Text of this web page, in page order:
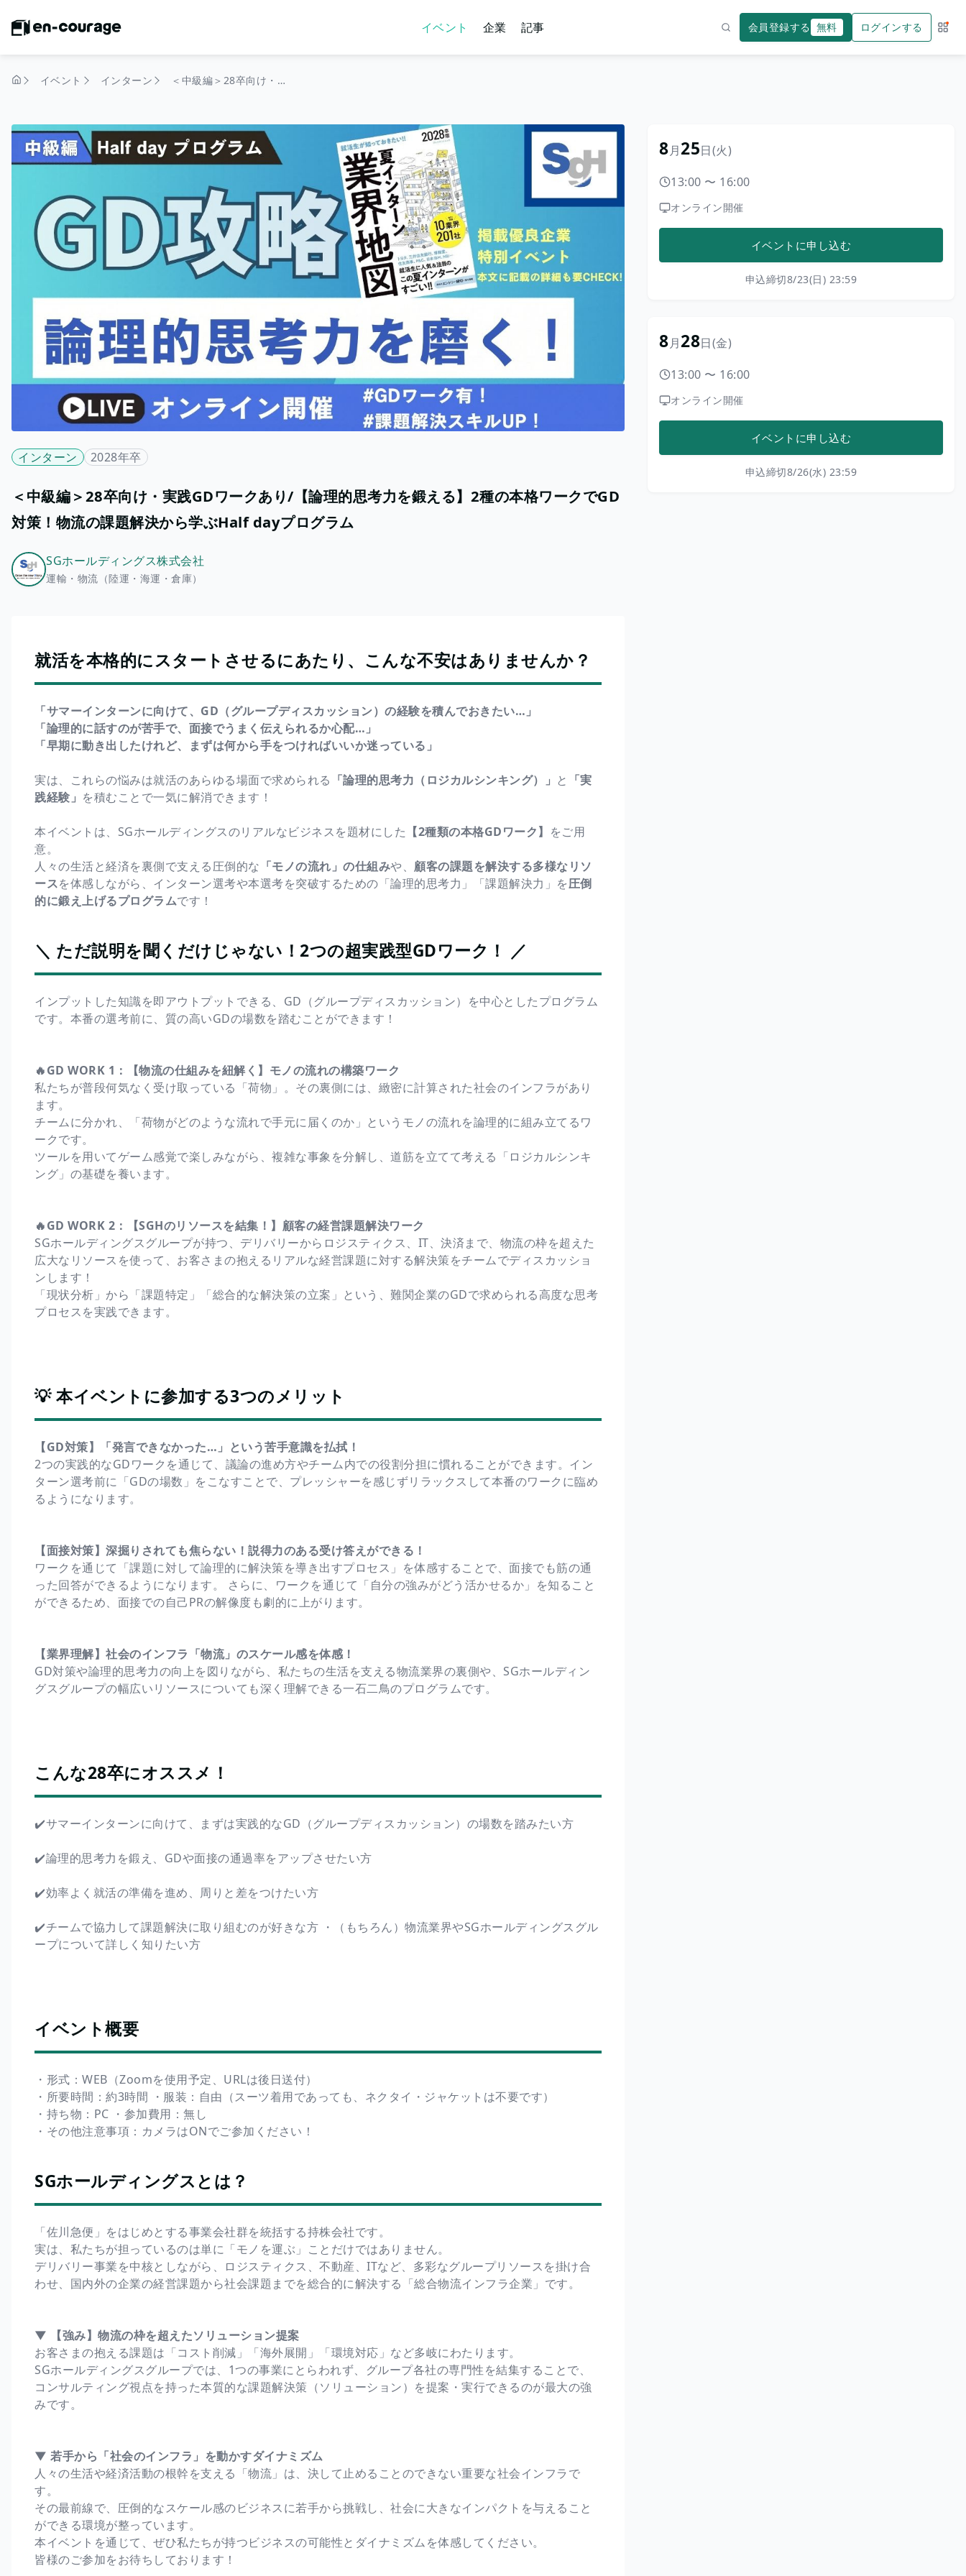
イベント 企業 記事 会員登録する 無料 ログインする サー
イベント インターン ＜中級編＞28卒向け・実践GDワークあり/【論理的思考力を鍛える】2種の本格ワークでGD対策！物流の課題解決から学ぶHalf dayプログラム
インターン 2028年卒
＜中級編＞28卒向け・実践GDワークあり/【論理的思考力を鍛える】2種の本格ワークでGD
対策！物流の課題解決から学ぶHalf dayプログラム
SGホールディングス株式会社
運輸・物流（陸運・海運・倉庫）
就活を本格的にスタートさせるにあたり、こんな不安はありませんか？
「サマーインターンに向けて、GD（グループディスカッション）の経験を積んでおきたい…」
「論理的に話すのが苦手で、面接でうまく伝えられるか心配…」
「早期に動き出したけれど、まずは何から手をつければいいか迷っている」
実は、これらの悩みは就活のあらゆる場面で求められる 「論理的思考力（ロジカルシンキング）」 と 「実
践経験」 を積むことで一気に解消できます！
本イベントは、SGホールディングスのリアルなビジネスを題材にした 【2種類の本格GDワーク】
をご用
意。
人々の生活と経済を裏側で支える圧倒的な 「モノの流れ」の仕組みや、 顧客の課題を解決する多様なリソ
ースを体感しながら、インターン選考や本選考を突破するための「論理的思考力」「課題解決力」を圧倒
的に鍛え上げるプログラムです！
＼ ただ説明を聞くだけじゃない！2つの超実践型GDワーク！ ／
インプットした知識を即アウトプットできる、GD（グループディスカッション）を中心としたプログラム
です。本番の選考前に、質の高いGDの場数を踏むことができます！
🔥GD WORK 1：【物流の仕組みを紐解く】モノの流れの構築ワーク
私たちが普段何気なく受け取っている「荷物」。その裏側には、緻密に計算された社会のインフラがあり
ます。
チームに分かれ、「荷物がどのような流れで手元に届くのか」というモノの流れを論理的に組み立てるワ
ークです。
ツールを用いてゲーム感覚で楽しみながら、複雑な事象を分解し、道筋を立てて考える「ロジカルシンキ
ング」の基礎を養います。
🔥GD WORK 2：【SGHのリソースを結集！】顧客の経営課題解決ワーク
SGホールディングスグループが持つ、デリバリーからロジスティクス、IT、決済まで、物流の枠を超えた
広大なリソースを使って、お客さまの抱えるリアルな経営課題に対する解決策をチームでディスカッショ
ンします！
「現状分析」から「課題特定」「総合的な解決策の立案」という、難関企業のGDで求められる高度な思考
プロセスを実践できます。
💡 本イベントに参加する3つのメリット
【GD対策】「発言できなかった…」という苦手意識を払拭！
2つの実践的なGDワークを通じて、議論の進め方やチーム内での役割分担に慣れることができます。イン
ターン選考前に「GDの場数」をこなすことで、プレッシャーを感じずリラックスして本番のワークに臨め
るようになります。
【面接対策】深掘りされても焦らない！説得力のある受け答えができる！
ワークを通じて「課題に対して論理的に解決策を導き出すプロセス」を体感することで、面接でも筋の通
った回答ができるようになります。 さらに、ワークを通じて「自分の強みがどう活かせるか」を知ること
ができるため、面接での自己PRの解像度も劇的に上がります。
【業界理解】社会のインフラ「物流」のスケール感を体感！
GD対策や論理的思考力の向上を図りながら、私たちの生活を支える物流業界の裏側や、SGホールディン
グスグループの幅広いリソースについても深く理解できる一石二鳥のプログラムです。
こんな28卒にオススメ！
✔️サマーインターンに向けて、まずは実践的なGD（グループディスカッション）の場数を踏みたい方
✔️論理的思考力を鍛え、GDや面接の通過率をアップさせたい方
✔️効率よく就活の準備を進め、周りと差をつけたい方
✔️チームで協力して課題解決に取り組むのが好きな方 ・（もちろん）物流業界やSGホールディングスグル
ープについて詳しく知りたい方
イベント概要
・形式：WEB（Zoomを使用予定、URLは後日送付）
・所要時間：約3時間 ・服装：自由（スーツ着用であっても、ネクタイ・ジャケットは不要です）
・持ち物：PC ・参加費用：無し
・その他注意事項：カメラはONでご参加ください！
SGホールディングスとは？
「佐川急便」をはじめとする事業会社群を統括する持株会社です。
実は、私たちが担っているのは単に「モノを運ぶ」ことだけではありません。
デリバリー事業を中核としながら、ロジスティクス、不動産、ITなど、多彩なグループリソースを掛け合
わせ、国内外の企業の経営課題から社会課題までを総合的に解決する「総合物流インフラ企業」です。
▼ 【強み】物流の枠を超えたソリューション提案
お客さまの抱える課題は「コスト削減」「海外展開」「環境対応」など多岐にわたります。
SGホールディングスグループでは、1つの事業にとらわれず、グループ各社の専門性を結集することで、
コンサルティング視点を持った本質的な課題解決策（ソリューション）を提案・実行できるのが最大の強
みです。
▼ 若手から「社会のインフラ」を動かすダイナミズム
人々の生活や経済活動の根幹を支える「物流」は、決して止めることのできない重要な社会インフラで
す。
その最前線で、圧倒的なスケール感のビジネスに若手から挑戦し、社会に大きなインパクトを与えること
ができる環境が整っています。
本イベントを通じて、ぜひ私たちが持つビジネスの可能性とダイナミズムを体感してください。
皆様のご参加をお待ちしております！
8月25日(火)
13:00 〜 16:00
オンライン開催
イベントに申し込む
申込締切8/23(日) 23:59
8月28日(金)
13:00 〜 16:00
オンライン開催
イベントに申し込む
申込締切8/26(水) 23:59